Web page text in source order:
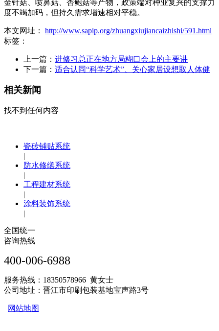
金针菇、喷鼻菇、杏鲍菇等产物，政策端对种业复兴的支撑力
度不竭加码，但持久需求增速相对平稳。
本文网址： http://www.sapip.org/zhuangxiujiancaizhishi/591.html
标签：
上一篇： 进修习总正在地方局糊口会上的主要讲
下一篇： 适合认同“科学艺术”、关心家居设想取人体健
相关新闻
找不到任何内容
瓷砖铺贴系统
|
防水修缮系统
|
工程建材系统
|
涂料装饰系统
|
全国统一
咨询热线
400-006-6988
服务热线：18350578966 黄女士
公司地址：晋江市印刷包装基地宝声路3号
网站地图